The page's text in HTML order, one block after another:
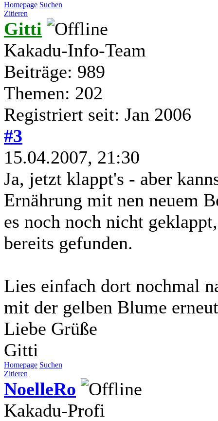
Homepage Suchen
Zitieren
Gitti
Kakadu-Info-Team
Beiträge: 989
Themen: 202
Registriert seit: Jan 2006
#3
15.04.2007, 21:30
Ja, jetzt klappt's - aber
Ernährung mit nen neuem
es noch noch nicht
bereits gefunden.
Lies einfach dort nochmal
mit der gelben Blume
Liebe Grüße
Gitti
Homepage Suchen
Zitieren
NoelleRo
Kakadu-Profi